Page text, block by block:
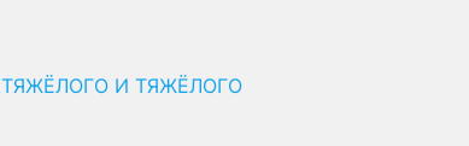
И ТЯЖЁЛОГО